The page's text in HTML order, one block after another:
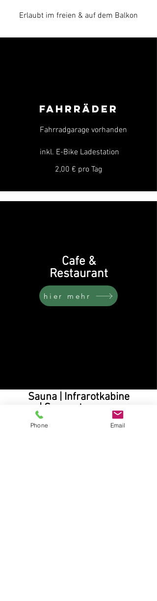
Erlaubt im freien & auf dem Balkon
Fahrräder
Fahrradgarage vorhanden
inkl. E-Bike Ladestation
2,00 € pro Tag
Cafe &
Restaurant
hier mehr
Sauna | Infrarotkabine
| Sonnenterrasse
Phone Email